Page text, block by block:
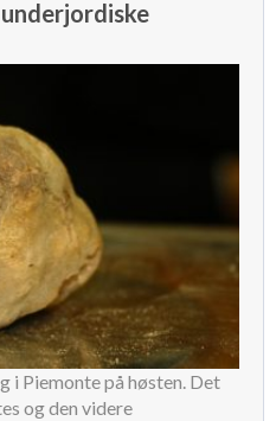
i Piemonte på høsten. Det
og den videre